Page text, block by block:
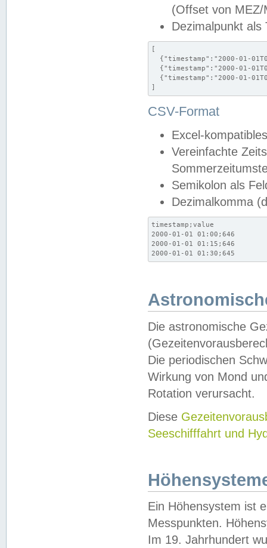
(Offset von MEZ/
Dezimalpunkt als
[
{"timestamp":"2000-01-
{"timestamp":"2000-01-
{"timestamp":"2000-01-
]
CSV-Format
Excel-
Vereinfachte
Semikolon als
Dezimalkomma
timestamp;value
2000-01-01 01:00;646
2000-01-01 01:15;646
2000-01-01 01:30;645
Die astronomische
Die periodischen
Wirkung von Mond
Rotation verursacht.
Diese
Seeschifffahrt und
Ein Höhensystem ist
Messpunkten.
Im 19. Jahrhundert